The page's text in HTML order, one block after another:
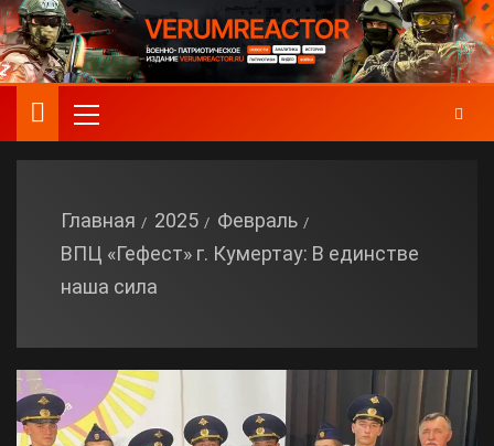
Главная 2025
Февраль
ВПЦ «Гефест» г. Кумертау: В единстве
наша сила